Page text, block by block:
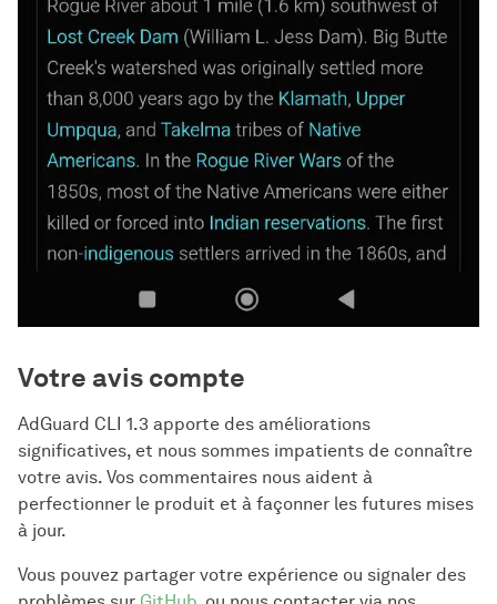
Votre avis compte
AdGuard CLI 1.3 apporte des améliorations
significatives, et nous sommes impatients de connaître
votre avis. Vos commentaires nous aident à
perfectionner le produit et à façonner les futures mises
à jour.
Vous pouvez partager votre expérience ou signaler des